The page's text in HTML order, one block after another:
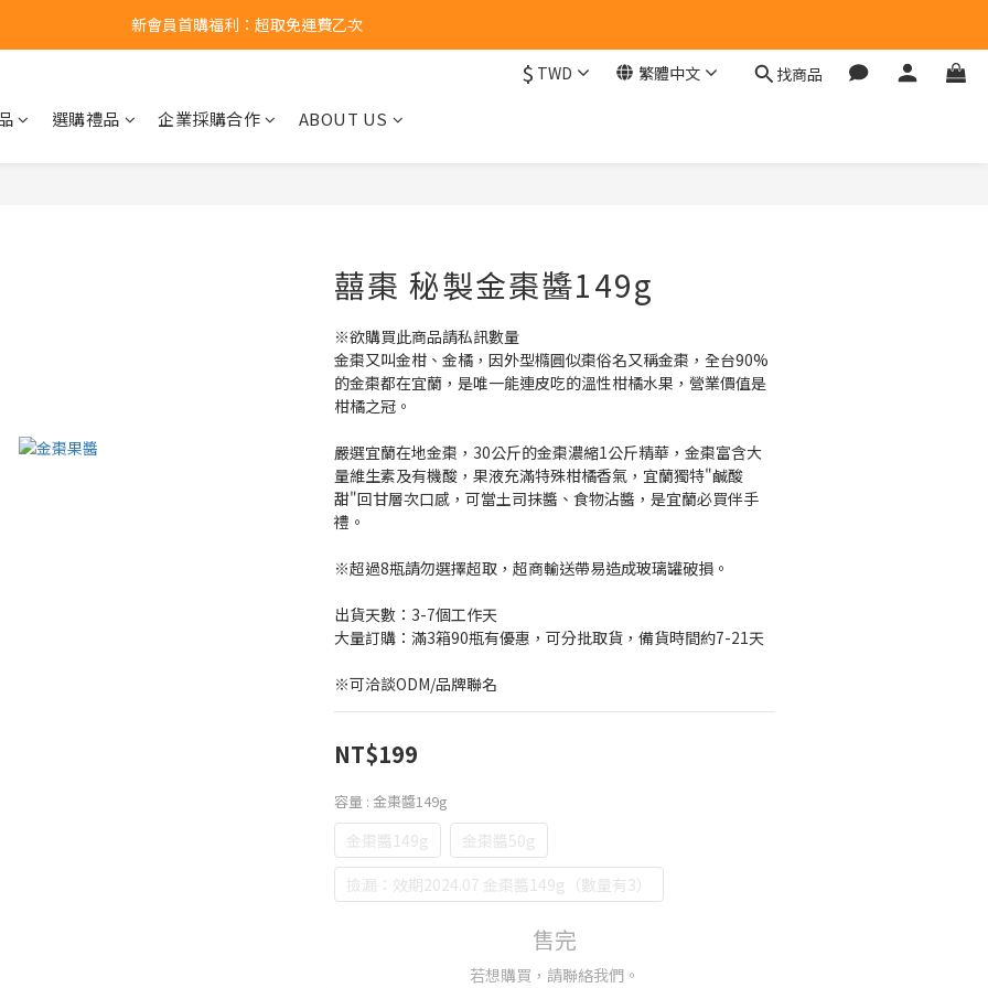
新會員首購福利：超取免運費乙次
新會員首購福利：超取免運費乙次
新會員首購福利：超取免運費乙次
$ TWD 繁體中文 找商品
選購禮品 企業採購合作 ABOUT US
囍棗 秘製金棗醬149g
※欲購買此商品請私訊數量
金棗又叫金柑、金橘，因外型橢圓似棗俗名又稱金棗，全台90%
的金棗都在宜蘭，是唯一能連皮吃的溫性柑橘水果，營業價值是
柑橘之冠。
嚴選宜蘭在地金棗，30公斤的金棗濃縮1公斤精華，金棗富含大
量維生素及有機酸，果液充滿特殊柑橘香氣，宜蘭獨特"鹹酸
甜"回甘層次口感，可當土司抹醬、食物沾醬，是宜蘭必買伴手
禮。
※超過8瓶請勿選擇超取，超商輸送帶易造成玻璃罐破損。
出貨天數：3-7個工作天
大量訂購：滿3箱90瓶有優惠，可分批取貨，備貨時間約7-21天
※可洽談ODM/品牌聯名
NT$199
容量 : 金棗醬149g
金棗醬149g
金棗醬50g
撿漏：效期2024.07 金棗醬149g（數量有3）
售完
若想購買，請聯絡我們。